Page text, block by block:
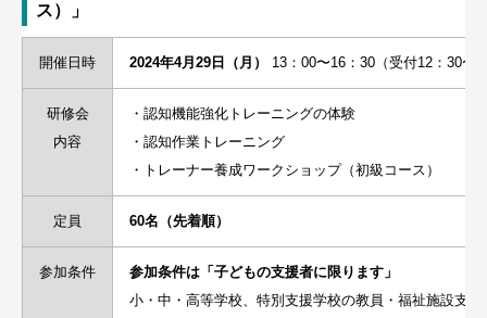
ス）」
開催日時 2024年4月29日（月） 13：00〜16：30（受付12：30〜
研修会
内容
・認知機能強化トレーニングの体験
・認知作業トレーニング
・トレーナー養成ワークショップ（初級コース）
定員 60名（先着順）
参加条件
参加条件は「子どもの支援者に限ります」
小・中・高等学校、特別支援学校の教員・福祉施設支援